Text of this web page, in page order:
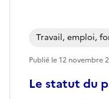
Le statut du
Travail, emploi,
Publié le12 novembre